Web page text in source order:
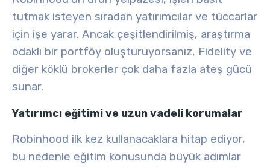
tutmak isteyen sıradan yatırımcılar ve tüccarlar
için işe yarar. Ancak çeşitlendirilmiş, araştırma
odaklı bir portföy oluşturuyorsanız, Fidelity ve
diğer köklü brokerler çok daha fazla ateş gücü
sunar.
Yatırımcı eğitimi ve uzun vadeli korumalar
Robinhood ilk kez kullanacaklara hitap ediyor,
bu nedenle eğitim konusunda büyük adımlar